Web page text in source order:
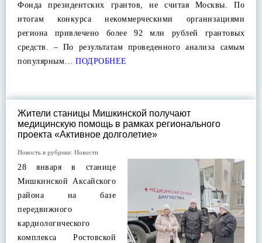
Фонда президентских грантов, не считая Москвы. По
итогам конкурса некоммерческими организациями
региона привлечено более 92 млн рублей грантовых
средств. – По результатам проведенного анализа самым
популярным… ПОДРОБНЕЕ
Жители станицы Мишкинской получают
медицинскую помощь в рамках регионального
проекта «Активное долголетие»
Новость в рубрике: Новости
28 января в станице
Мишкинской Аксайского
района на базе
передвижного
кардиологического
комплекса Ростовской